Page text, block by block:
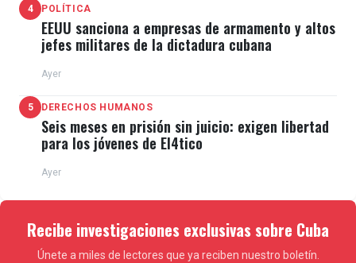
4 POLÍTICA
EEUU sanciona a empresas de armamento y altos
jefes militares de la dictadura cubana
Ayer
5 DERECHOS HUMANOS
Seis meses en prisión sin juicio: exigen libertad
para los jóvenes de El4tico
Ayer
Recibe investigaciones exclusivas sobre Cuba
Únete a miles de lectores que ya reciben nuestro boletín.